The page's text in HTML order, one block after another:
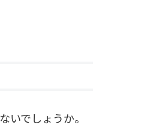
いでしょうか。